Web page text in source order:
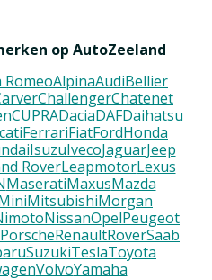
op AutoZeeland
RomeoAlpinaAudiBellier
ChallengerChatenet
CUPRADaciaDAFDaihatsu
FerrariFiatFordHonda
IsuzuIvecoJaguarJeep
RoverLeapmotorLexus
MaseratiMaxusMazda
MitsubishiMorgan
NissanOpelPeugeot
PorscheRenaultRoverSaab
SuzukiTeslaToyota
VolvoYamaha